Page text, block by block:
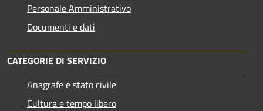
Personale Amministrativo
Documenti e dati
CATEGORIE DI SERVIZIO
Anagrafe e stato civile
Cultura e tempo libero